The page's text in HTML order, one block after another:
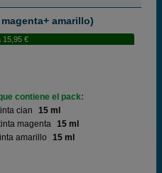
amarillo)
15,95 €
contiene el pack:
cian
15 ml
magenta 15 ml
amarillo
15 ml